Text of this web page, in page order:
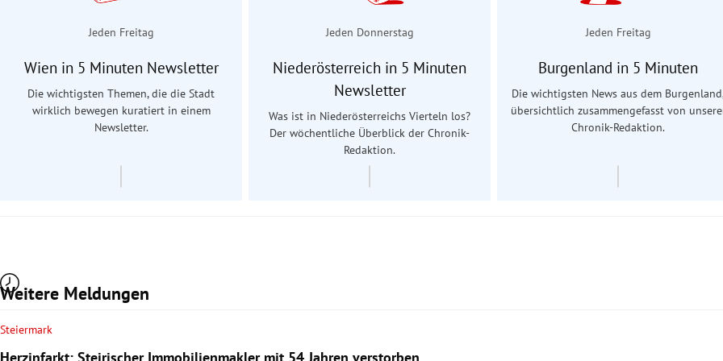
Jeden Freitag
Wien in 5 Minuten Newsletter
Die wichtigsten Themen, die die Stadt
wirklich bewegen kuratiert in einem
Newsletter.
Jeden Donnerstag
Niederösterreich in 5 Minuten
Newsletter
Was ist in Niederösterreichs Vierteln los?
Der wöchentliche Überblick der Chronik-
Redaktion.
Jeden Freitag
Burgenland in 5 Minuten
Die wichtigsten News aus dem
übersichtlich zusammengefasst von
Chronik-Redaktion.
Weitere Meldungen
Steiermark